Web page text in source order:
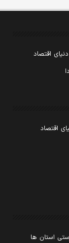
اقتصاد
اقتصاد
استان ها